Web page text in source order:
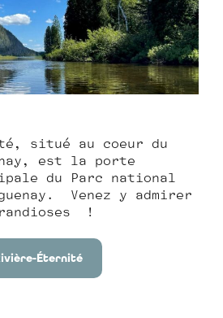
situé au coeur du
est la porte
du Parc national
Venez y admirer
grandioses !
Éternité